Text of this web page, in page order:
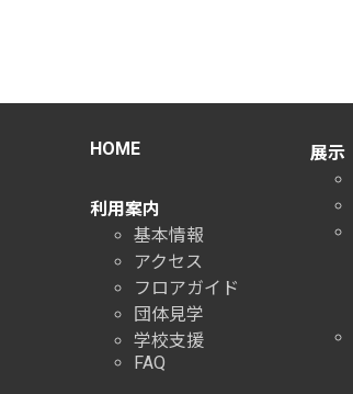
HOME
利用案内
基本情報
アクセス
フロアガイド
団体見学
学校支援
FAQ
展示